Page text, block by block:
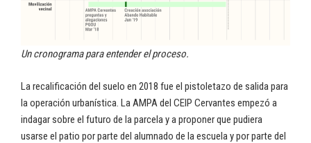
Un cronograma para entender el proceso.
La recalificación del suelo en 2018 fue el pistoletazo de salida para
la operación urbanística. La AMPA del CEIP Cervantes empezó a
indagar sobre el futuro de la parcela y a proponer que pudiera
usarse el patio por parte del alumnado de la escuela y por parte del